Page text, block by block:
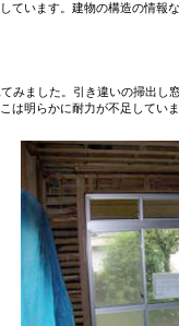
ています。建物の構造の情報
みました。引き違いの掃出し
は明らかに耐力が不足してい